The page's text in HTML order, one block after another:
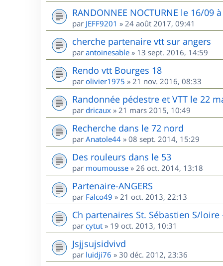
RANDONNEE NOCTURNE le 16/09
par JEFF9201 » 24 août 2017, 09:41
cherche partenaire vtt sur angers
par antoinesable » 13 sept. 2016, 14:59
Rendo vtt Bourges 18
par olivier1975 » 21 nov. 2016, 08:33
Randonnée pédestre et VTT le 22
par dricaux » 21 mars 2015, 10:49
Recherche dans le 72 nord
par Anatole44 » 08 sept. 2014, 15:29
Des rouleurs dans le 53
par moumousse » 26 oct. 2014, 13:18
Partenaire-ANGERS
par Falco49 » 21 oct. 2013, 22:13
Ch partenaires St. Sébastien S/loire
par cytut » 19 oct. 2013, 10:31
Jsjjsujsidvivd
par luidji76 » 30 déc. 2012, 23:36